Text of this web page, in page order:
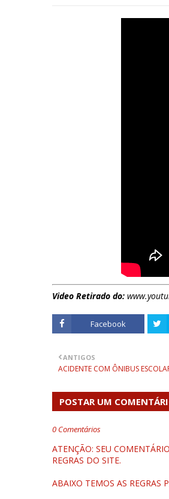
Video Retirado do:
Facebook
ANTIGOS
ACIDENTE COM ÔNIBUS
POSTAR UM
0 Comentários
ATENÇÃO: SEU
REGRAS DO SITE.
ABAIXO TEMOS AS REGRAS